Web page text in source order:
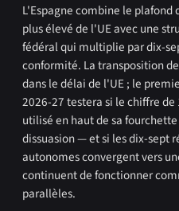
L'Espagne combine le plafond
plus élevé de l'UE avec une
fédéral qui multiplie par dix-
conformité. La transposition
dans le délai de l'UE ; le
2026-27 testera si le chiffre
utilisé en haut de sa
dissuasion — et si les dix-sept
autonomes convergent vers
continuent de fonctionner
parallèles.